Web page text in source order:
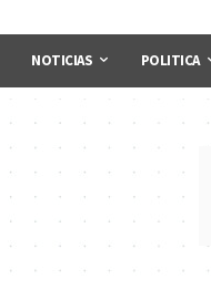
NOTICIAS POLITICA